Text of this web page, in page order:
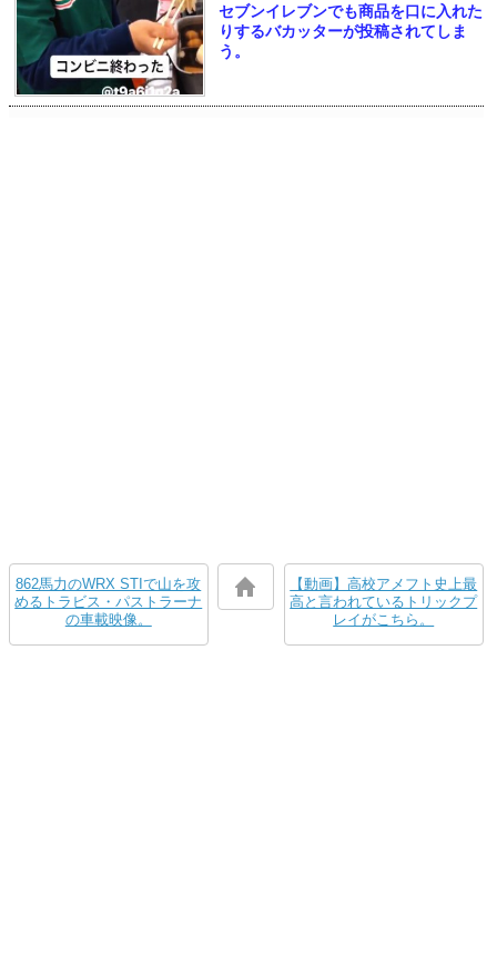
セブンイレブンでも商品を口に入れた
りするバカッターが投稿されてしま
う。
862馬力のWRX STIで山を攻
めるトラビス・パストラーナ
の車載映像。
【動画】高校アメフト史上最
高と言われているトリックプ
レイがこちら。